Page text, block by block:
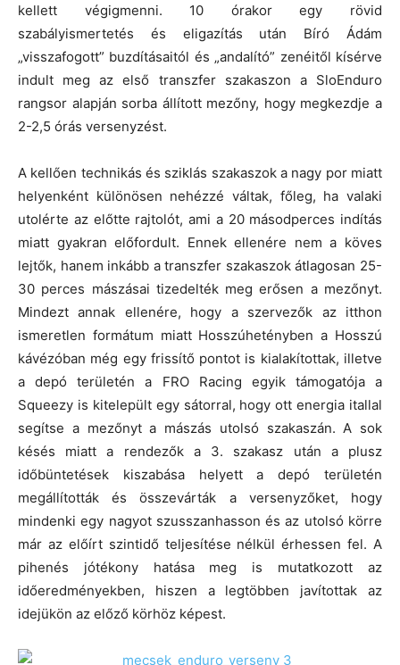
kellett végigmenni. 10 órakor egy rövid
szabályismertetés és eligazítás után Bíró Ádám
„visszafogott” buzdításaitól és „andalító” zenéitől kísérve
indult meg az első transzfer szakaszon a SloEnduro
rangsor alapján sorba állított mezőny, hogy megkezdje a
2-2,5 órás versenyzést.
A kellően technikás és sziklás szakaszok a nagy por miatt
helyenként különösen nehézzé váltak, főleg, ha valaki
utolérte az előtte rajtolót, ami a 20 másodperces indítás
miatt gyakran előfordult. Ennek ellenére nem a köves
lejtők, hanem inkább a transzfer szakaszok átlagosan 25-
30 perces mászásai tizedelték meg erősen a mezőnyt.
Mindezt annak ellenére, hogy a szervezők az itthon
ismeretlen formátum miatt Hosszúhetényben a Hosszú
kávézóban még egy frissítő pontot is kialakítottak, illetve
a depó területén a FRO Racing egyik támogatója a
Squeezy is kitelepült egy sátorral, hogy ott energia itallal
segítse a mezőnyt a mászás utolsó szakaszán. A sok
késés miatt a rendezők a 3. szakasz után a plusz
időbüntetések kiszabása helyett a depó területén
megállították és összevárták a versenyzőket, hogy
mindenki egy nagyot szusszanhasson és az utolsó körre
már az előírt szintidő teljesítése nélkül érhessen fel. A
pihenés jótékony hatása meg is mutatkozott az
időeredményekben, hiszen a legtöbben javítottak az
idejükön az előző körhöz képest.